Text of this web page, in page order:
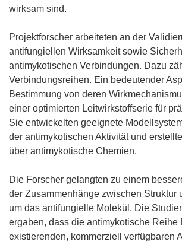
wirksam sind.
Projektforscher arbeiteten an der
antifungiellen Wirksamkeit sowie
antimykotischen Verbindungen. Dazu
Verbindungsreihen. Ein bedeutender
Bestimmung von deren
einer optimierten Leitwirkstoffserie für
Sie entwickelten geeignete
der antimykotischen Aktivität und
über antimykotische Chemien.
Die Forscher gelangten zu einem
der Zusammenhänge zwischen Struktur
um das antifungielle Molekül. Die
ergaben, dass die antimykotische Reihe
existierenden, kommerziell verfügbaren